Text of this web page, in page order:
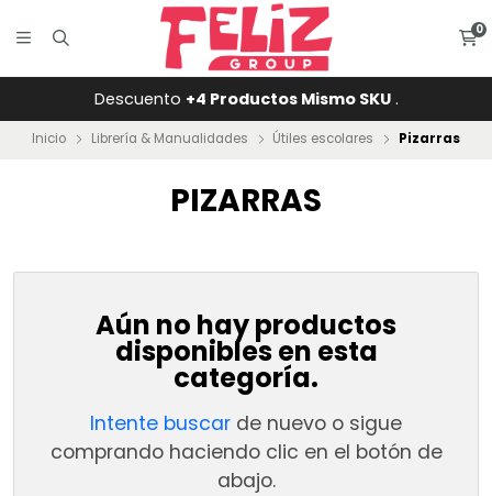
0
Descuento +4 Productos Mismo SKU.
Inicio Librería & Manualidades Útiles escolares Pizarras
PIZARRAS
Aún no hay productos
disponibles en esta
categoría.
Intente buscar de nuevo o sigue
comprando haciendo clic en el botón de
abajo.